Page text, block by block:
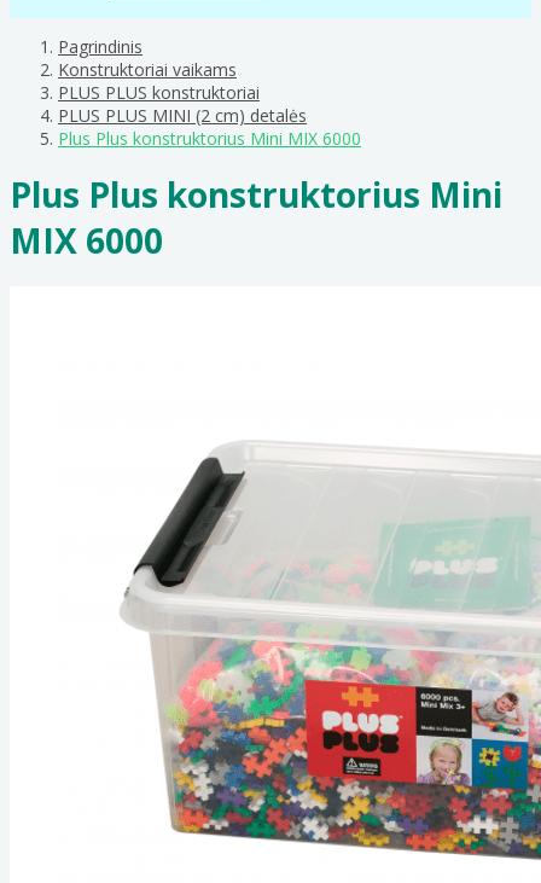
Pagrindinis
Konstruktoriai vaikams
PLUS PLUS konstruktoriai
PLUS PLUS MINI (2 cm) detalės
Plus Plus konstruktorius Mini MIX 6000
Plus Plus konstruktorius Mini
MIX 6000